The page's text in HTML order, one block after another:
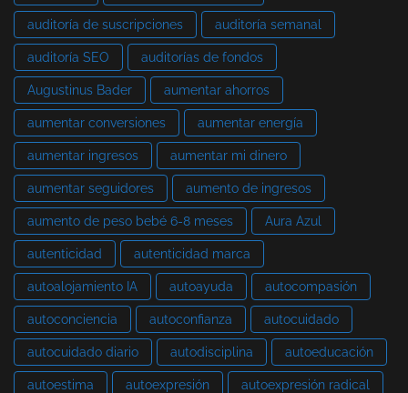
auditoría de suscripciones auditoría semanal
auditoría SEO auditorías de fondos
Augustinus Bader aumentar ahorros
aumentar conversiones aumentar energía
aumentar ingresos aumentar mi dinero
aumentar seguidores aumento de ingresos
aumento de peso bebé 6-8 meses Aura Azul
autenticidad autenticidad marca
autoalojamiento IA autoayuda autocompasión
autoconciencia autoconfianza autocuidado
autocuidado diario autodisciplina autoeducación
autoestima autoexpresión autoexpresión radical